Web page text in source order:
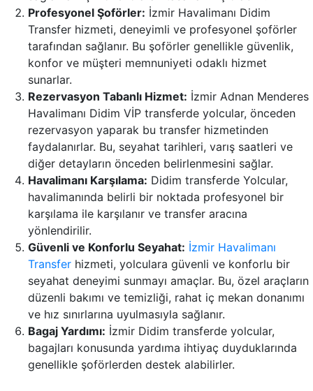
Profesyonel Şoförler: İzmir Havalimanı Didim
Transfer hizmeti, deneyimli ve profesyonel şoförler
tarafından sağlanır. Bu şoförler genellikle güvenlik,
konfor ve müşteri memnuniyeti odaklı hizmet
sunarlar.
Rezervasyon Tabanlı Hizmet: İzmir Adnan Menderes
Havalimanı Didim VİP transferde yolcular, önceden
rezervasyon yaparak bu transfer hizmetinden
faydalanırlar. Bu, seyahat tarihleri, varış saatleri ve
diğer detayların önceden belirlenmesini sağlar.
Havalimanı Karşılama: Didim transferde Yolcular,
havalimanında belirli bir noktada profesyonel bir
karşılama ile karşılanır ve transfer aracına
yönlendirilir.
Güvenli ve Konforlu Seyahat: İzmir Havalimanı
Transfer hizmeti, yolculara güvenli ve konforlu bir
seyahat deneyimi sunmayı amaçlar. Bu, özel araçların
düzenli bakımı ve temizliği, rahat iç mekan donanımı
ve hız sınırlarına uyulmasıyla sağlanır.
Bagaj Yardımı: İzmir Didim transferde yolcular,
bagajları konusunda yardıma ihtiyaç duyduklarında
genellikle şoförlerden destek alabilirler.